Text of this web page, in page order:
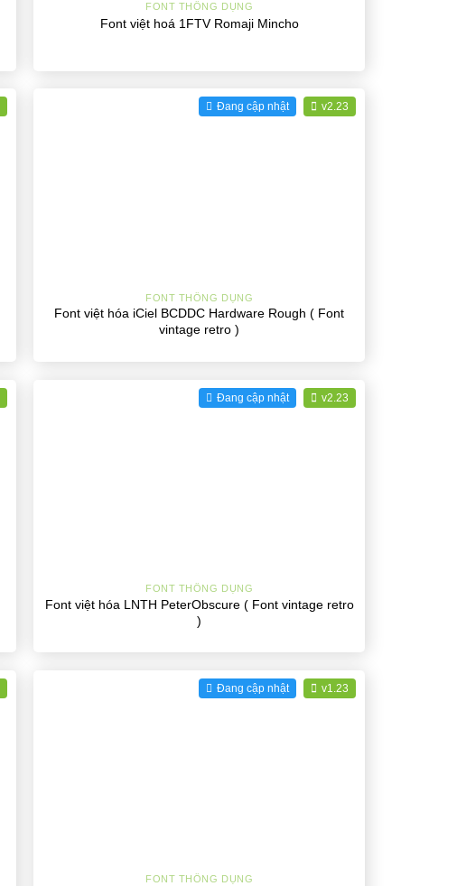
FONT THÔNG DỤNG
Font việt hoá 1FTV Romaji Mincho
Đang cập nhật v2.23
FONT THÔNG DỤNG
Font việt hóa iCiel BCDDC Hardware Rough ( Font
vintage retro )
Đang cập nhật v2.23
FONT THÔNG DỤNG
Font việt hóa LNTH PeterObscure ( Font vintage retro
)
Đang cập nhật v1.23
FONT THÔNG DỤNG